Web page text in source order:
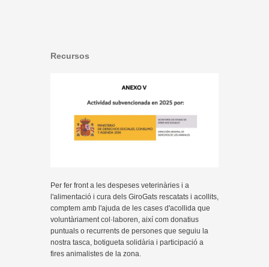
Recursos
Per fer front a les despeses veterinàries i a
l'alimentació i cura dels GiroGats rescatats i acollits,
comptem amb l'ajuda de les cases d'acollida que
voluntàriament col·laboren, així com donatius
puntuals o recurrents de persones que seguiu la
nostra tasca, botigueta solidària i participació a
fires animalistes de la zona.